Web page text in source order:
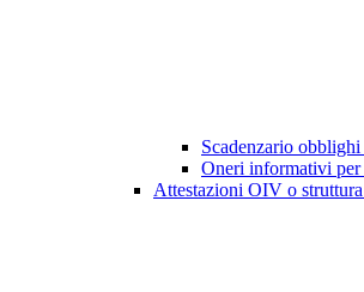
Scadenzario
Oneri informativi per
Attestazioni OIV o struttura